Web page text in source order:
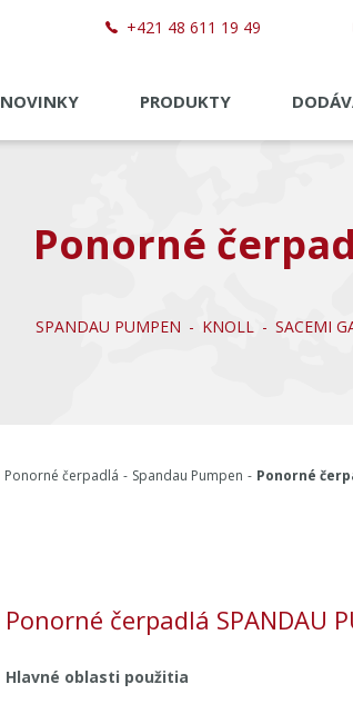
+421 48 611 19 49
NOVINKY PRODUKTY
Ponorné
SPANDAU PUMPEN KNOLL SACEMI
Ponorné čerpadlá Spandau Pumpen Ponorné
Ponorné čerpadlá SPANDAU
Hlavné oblasti použitia